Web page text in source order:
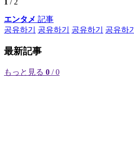
1 / 2
エンタメ 記事
공유하기
공유하기 공유하기 공유하기
最新記事
もっと見る 0 / 0